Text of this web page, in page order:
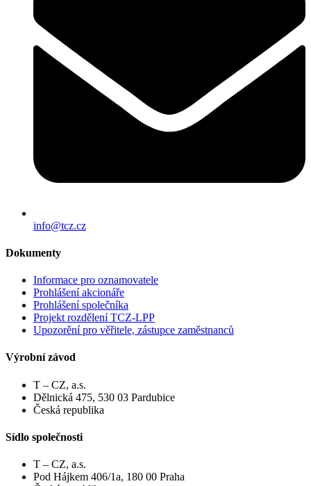
info@tcz.cz
Dokumenty
Informace pro oznamovatele
Prohlášení akcionáře
Prohlášení společníka
Projekt rozdělení TCZ-LPP
Upozorění pro věřitele, zástupce zaměstnanců
Výrobní závod
T – CZ, a.s.
Dělnická 475, 530 03 Pardubice
Česká republika
Sídlo společnosti
T – CZ, a.s.
Pod Hájkem 406/1a, 180 00 Praha